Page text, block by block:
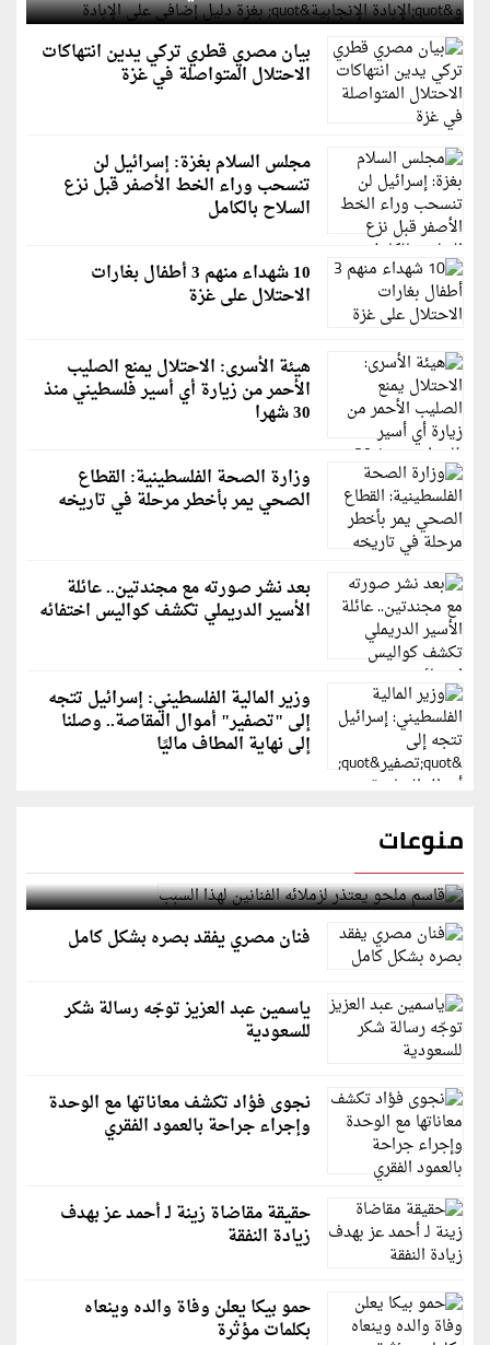
بيان مصري قطري تركي يدين انتهاكات
الاحتلال المتواصلة في غزة
مجلس السلام بغزة: إسرائيل لن
تنسحب وراء الخط الأصفر قبل نزع
السلاح بالكامل
10 شهداء منهم 3 أطفال بغارات
الاحتلال على غزة
هيئة الأسرى: الاحتلال يمنع الصليب
الأحمر من زيارة أي أسير فلسطيني منذ
30 شهرا
وزارة الصحة الفلسطينية: القطاع
الصحي يمر بأخطر مرحلة في تاريخه
بعد نشر صورته مع مجندتين.. عائلة
الأسير الدريملي تكشف كواليس اختفائه
وزير المالية الفلسطيني: إسرائيل تتجه
إلى "تصفير" أموال المقاصة.. وصلنا
إلى نهاية المطاف ماليًا
منوعات
قاسم ملحو يعتذر لزملائه الفنانين لهذا السبب
فنان مصري يفقد بصره بشكل كامل
ياسمين عبد العزيز توجّه رسالة شكر
للسعودية
نجوى فؤاد تكشف معاناتها مع الوحدة
وإجراء جراحة بالعمود الفقري
حقيقة مقاضاة زينة لـ أحمد عز بهدف
زيادة النفقة
حمو بيكا يعلن وفاة والده وينعاه
بكلمات مؤثرة